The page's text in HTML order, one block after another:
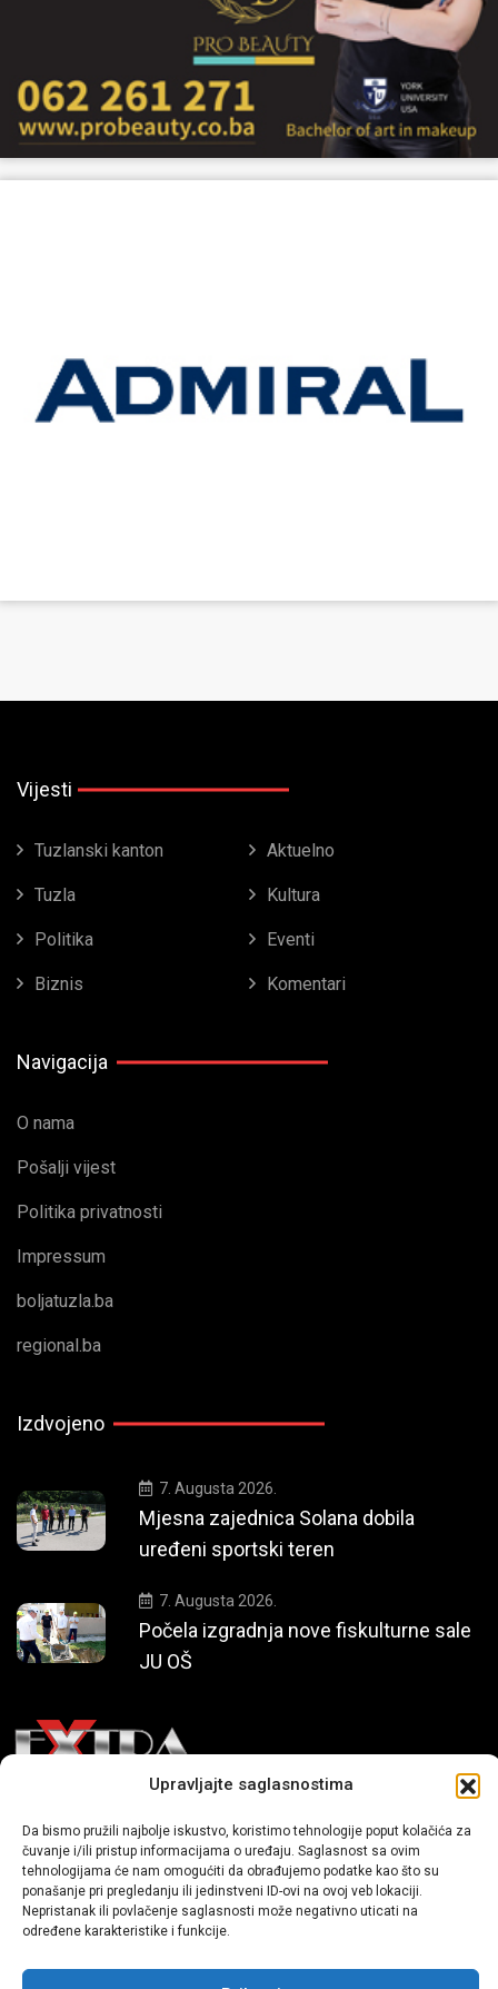
Upravljajte saglasnostima
Da bismo pružili najbolje iskustvo, koristimo tehnologije poput kolačića za
čuvanje i/ili pristup informacijama o uređaju. Saglasnost sa ovim
tehnologijama će nam omogućiti da obrađujemo podatke kao što su
ponašanje pri pregledanju ili jedinstveni ID-ovi na ovoj veb lokaciji.
Nepristanak ili povlačenje saglasnosti može negativno uticati na
određene karakteristike i funkcije.
Vijesti
Tuzlanski kanton Aktuelno
Tuzla Kultura
Politika Eventi
Biznis Komentari
Navigacija
O nama
Pošalji vijest
Politika privatnosti
Impressum
boljatuzla.ba
regional.ba
Izdvojeno
7. Augusta 2026.
Mjesna zajednica Solana dobila
uređeni sportski teren
7. Augusta 2026.
Počela izgradnja nove fiskulturne sale
JU OŠ
Mi smo moderni portal zabavnog karaktera koji donosi vijesti i
priče iz života, svijeta showbiza, lifestyle-a i popularne kulture.